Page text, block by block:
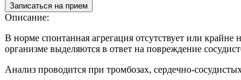
Записаться на прием
Описание:
В норме спонтанная агрегация отсутствует или
организме выделяются в ответ на повреждение
Анализ проводится при тромбозах, сердечно-